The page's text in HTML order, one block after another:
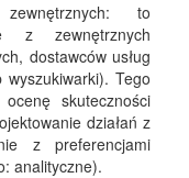
to
z zewnętrznych
dostawców usług
Tego
skuteczności
działań z
z preferencjami
analityczne).